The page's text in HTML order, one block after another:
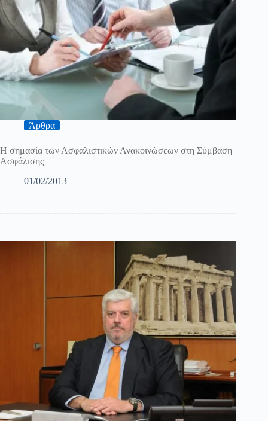
Άρθρα
Η σημασία των Ασφαλιστικών Ανακοινώσεων στη Σύμβαση
Ασφάλισης
01/02/2013